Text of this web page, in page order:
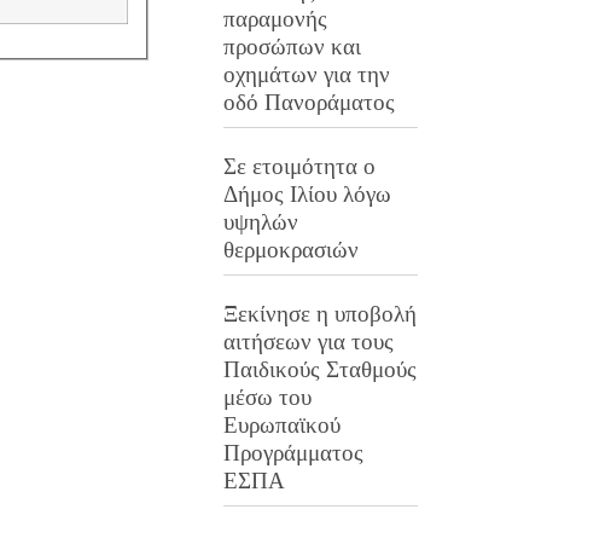
παραμονής
προσώπων και
οχημάτων για την
οδό Πανοράματος
Σε ετοιμότητα ο
Δήμος Ιλίου λόγω
υψηλών
θερμοκρασιών
Ξεκίνησε η υποβολή
αιτήσεων για τους
Παιδικούς Σταθμούς
μέσω του
Ευρωπαϊκού
Προγράμματος
ΕΣΠΑ